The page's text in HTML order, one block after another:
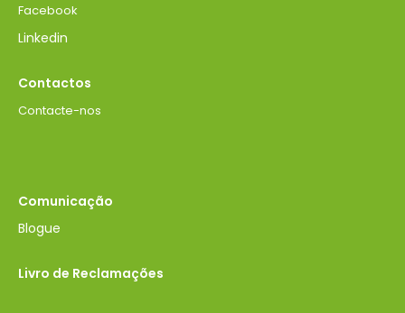
Facebook
Linkedin
Contactos
Contacte-nos
Comunicação
Blogue
Livro de Reclamações